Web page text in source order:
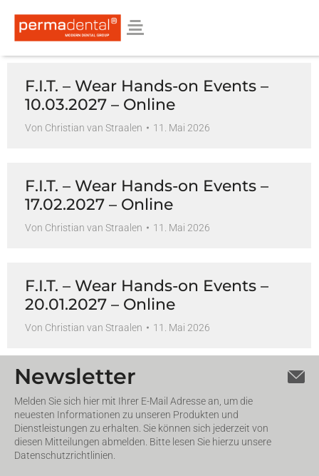
F.I.T. – Wear Hands-on Events –
10.03.2027 – Online
Von Christian van Straalen 11. Mai 2026
F.I.T. – Wear Hands-on Events –
17.02.2027 – Online
Von Christian van Straalen 11. Mai 2026
F.I.T. – Wear Hands-on Events –
20.01.2027 – Online
Von Christian van Straalen 11. Mai 2026
Newsletter
Melden Sie sich hier mit Ihrer E-Mail Adresse an, um die
neuesten Informationen zu unseren Produkten und
Dienstleistungen zu erhalten. Sie können sich jederzeit von
diesen Mitteilungen abmelden. Bitte lesen Sie hierzu unsere
Datenschutzrichtlinien.